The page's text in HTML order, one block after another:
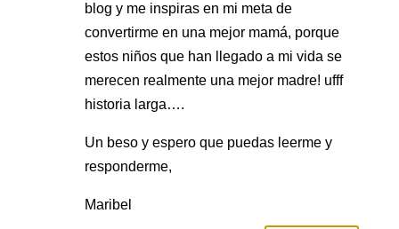
blog y me inspiras en mi meta de
convertirme en una mejor mamá, porque
estos niños que han llegado a mi vida se
merecen realmente una mejor madre! ufff
historia larga….
Un beso y espero que puedas leerme y
responderme,
Maribel